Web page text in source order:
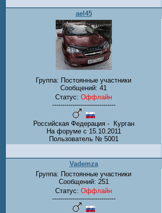
ael45
Группа: Постоянные участники
Сообщений: 41
Статус: Оффлайн
-------------------------------
Российская Федерация - Курган
На форуме с 15.10.2011
Пользователь № 5001
Vademza
Группа: Постоянные участники
Сообщений: 251
Статус: Оффлайн
-------------------------------